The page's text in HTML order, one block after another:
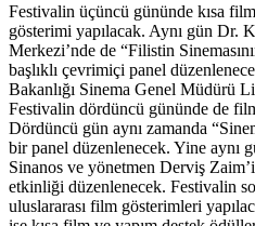
Festivalin üçüncü gününde kısa
gösterimi yapılacak. Aynı gün Dr.
Merkezi’nde de “Filistin
başlıklı çevrimiçi panel
Bakanlığı Sinema Genel Müdürü
Festivalin dördüncü gününde de
Dördüncü gün aynı zamanda
bir panel düzenlenecek. Yine aynı
Sinanos ve yönetmen Derviş
etkinliği düzenlenecek. Festivalin
uluslararası film gösterimleri